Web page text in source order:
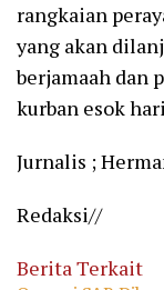
rangkaian
yang akan
berjamaah dan
kurban esok
Jurnalis ;
Redaksi//
Berita Terkait